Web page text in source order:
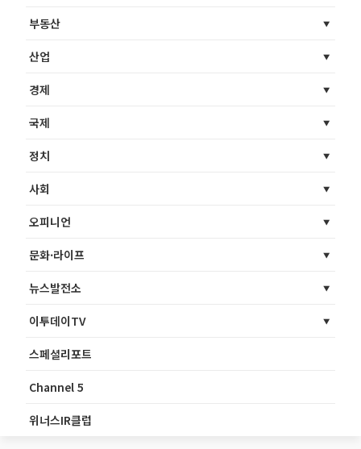
부동산
산업
경제
국제
정치
사회
오피니언
문화·라이프
뉴스발전소
이투데이TV
스페셜리포트
Channel 5
위너스IR클럽